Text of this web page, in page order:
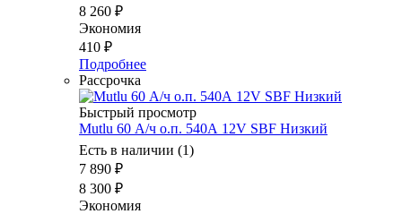
8 260 ₽
Экономия
410 ₽
Подробнее
Рассрочка
Быстрый просмотр
Mutlu 60 А/ч о.п. 540А 12V SBF Низкий
Есть в наличии (1)
7 890 ₽
8 300 ₽
Экономия